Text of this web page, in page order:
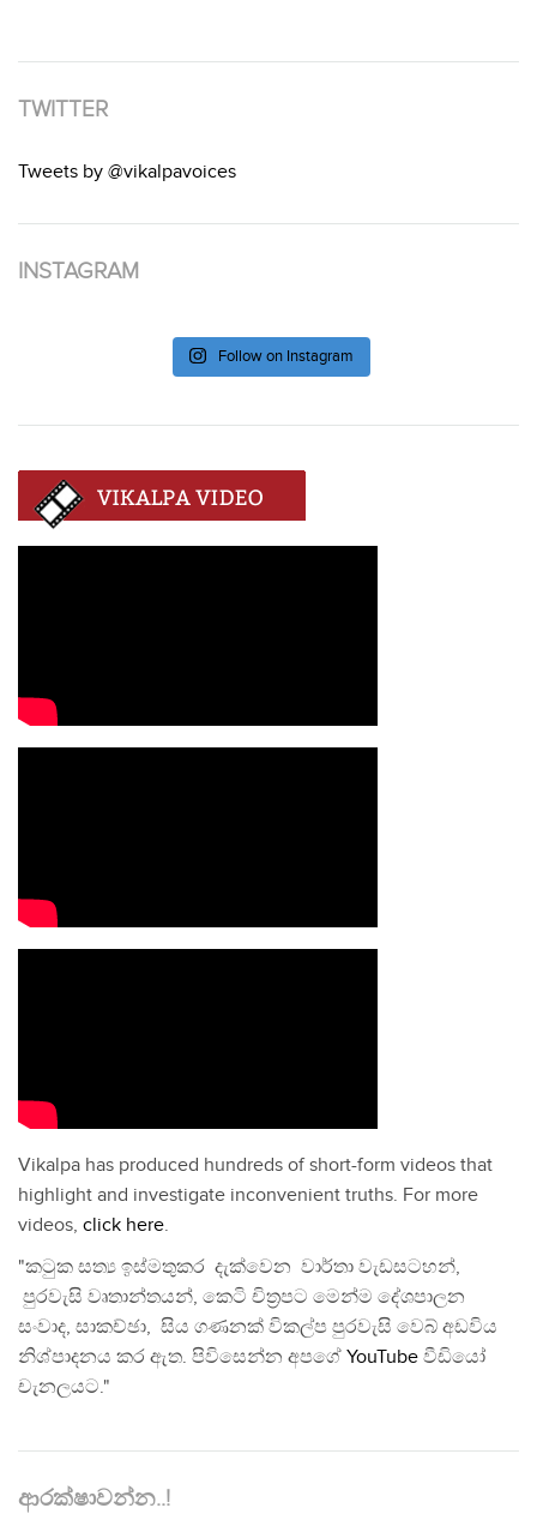
TWITTER
Tweets by @vikalpavoices
INSTAGRAM
Follow on Instagram
Vikalpa has produced hundreds of short-form videos that
highlight and investigate inconvenient truths. For more
videos, click here.
"කටුක සත්‍ය ඉස්මතුකර දැක්වෙන වාර්තා වැඩසටහන්,
පුරවැසි වෘතාන්තයන්, කෙටි චිත්‍රපට මෙන්ම දේශපාලන
සංවාද, සාකච්ඡා, සිය ගණනක් විකල්ප පුරවැසි වෙබ් අඩවිය
නිශ්පාදනය කර ඇත. පිවිසෙන්න අපගේ YouTube වීඩියෝ
චැනලයට."
ආරක්ෂාවන්න..!